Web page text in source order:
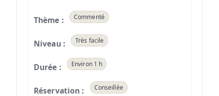
Commenté
Très facile
Environ 1 h
Conseillée